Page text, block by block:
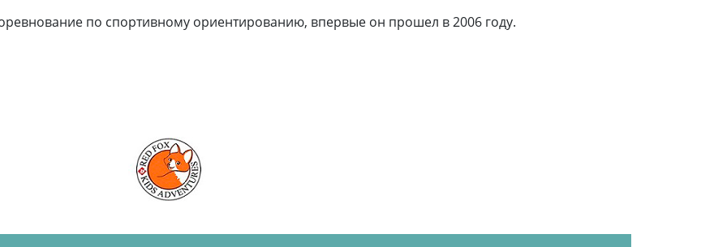
по спортивному ориентированию, впервые он прошел в 2006 году.